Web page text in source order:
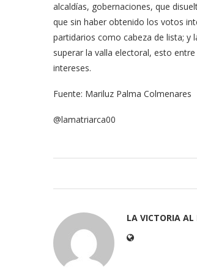
alcaldías, gobernaciones, que
que sin haber obtenido los votos
partidarios como cabeza de lista; y
superar la valla electoral, esto
intereses.
Fuente: Mariluz Palma Colmenares
@lamatriarca00
LA VICTORIA AL